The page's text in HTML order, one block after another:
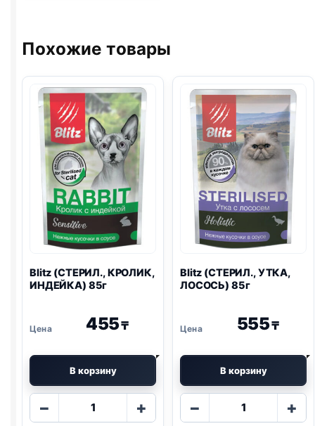
Похожие товары
Blitz (СТЕРИЛ., КРОЛИК,
ИНДЕЙКА) 85г
455₸
В корзину
−
Количество
+
Blitz (СТЕРИЛ., УТКА,
ЛОСОСЬ) 85г
555₸
В корзину
−
Количество
+